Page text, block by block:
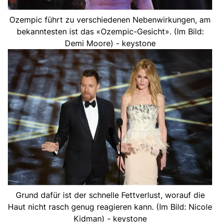
Ozempic führt zu verschiedenen Nebenwirkungen, am
bekanntesten ist das «Ozempic-Gesicht». (Im Bild:
Demi Moore) - keystone
Grund dafür ist der schnelle Fettverlust, worauf die
Haut nicht rasch genug reagieren kann. (Im Bild: Nicole
Kidman) - keystone